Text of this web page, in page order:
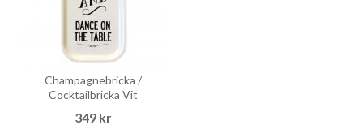
Champagnebricka /
Cocktailbricka Vit
349 kr